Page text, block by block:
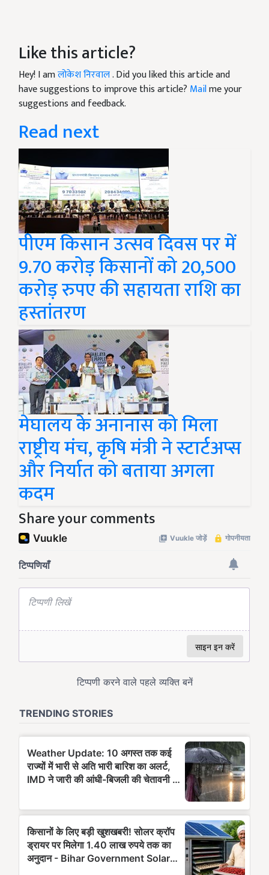
Like this article?
Hey! I amलोकेश निरवाल. Did you liked this article and
have suggestions to improve this article? Mailme your
suggestions and feedback.
Read next
पीएम किसान उत्सव दिवस पर में
9.70 करोड़ किसानों को 20,500
करोड़ रुपए की सहायता राशि का
हस्तांतरण
मेघालय के अनानास को मिला
राष्ट्रीय मंच, कृषि मंत्री ने स्टार्टअप्स
और निर्यात को बताया अगला
कदम
Share your comments